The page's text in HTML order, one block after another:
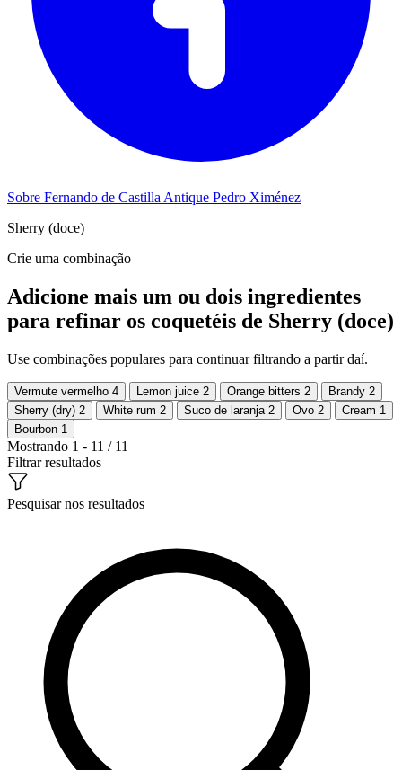
Sobre Fernando de Castilla Antique Pedro Ximénez
Sherry (doce)
Crie uma combinação
Adicione mais um ou dois ingredientes
para refinar os coquetéis de Sherry (doce)
Use combinações populares para continuar filtrando a partir daí.
Vermute vermelho 4 Lemon juice 2 Orange bitters 2 Brandy 2
Sherry (dry) 2 White rum 2 Suco de laranja 2 Ovo 2 Cream 1
Bourbon 1
Mostrando 1 - 11 / 11
Filtrar resultados
Pesquisar nos resultados